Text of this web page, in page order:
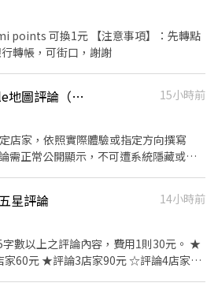
points 可換1元 【注意事項】：先轉點
後馬上匯款 可銀行轉帳，可街口，謝謝
📍徵求高品質｜Google地圖評論（限優質帳號）
15小時前
店家，依照實際體驗或指定方向撰寫
正常公開顯示，不可遭系統隱藏或刪
論不易消失。 • 平時有正常使用Google
的帳號。 • 不接受品質不穩、濫竽充數
✓ 帳號並非近期大量發布評論，以免影
星評論
14小時前
數以上之評論內容，費用1則30元。 ★
家60元 ★評論3店家90元 ☆評論4店家